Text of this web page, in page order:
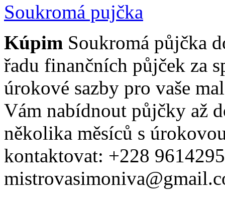
Soukromá pujčka
Kúpim Soukromá půjčka
řadu finančních půjček za
úrokové sazby pro vaše
Vám nabídnout půjčky až
několika měsíců s
kontaktovat: +228